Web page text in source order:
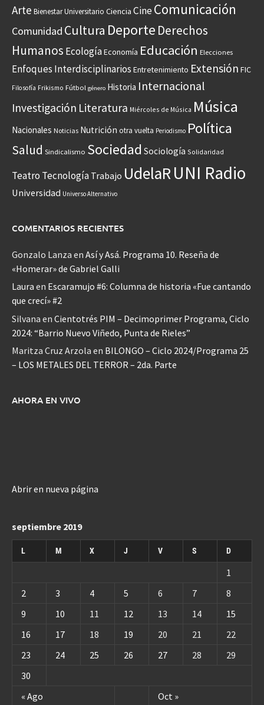
Arte Bienestar Universitario Ciencia CineComunicación
Comunidad Cultura Deporte Derechos
Humanos EcologíaEconomía Educación Elecciones
Enfoques Interdisciplinarios Entretenimiento Extensión FIC
Filosofía Frikismo Fútbol género Historia Internacional
Investigación Literatura Miércoles de Música Música
Nacionales Noticias Nutrición otra vuelta Periodismo Política
Salud Sindicalismo Sociedad Sociología Solidaridad
Teatro Tecnología Trabajo UdelaR UNI Radio
Universidad Universo Alternativo
COMENTARIOS RECIENTES
Gonzalo Lanza en Así y Asá. Programa 10. Reseña de
«Homerar» de Gabriel Galli
Laura en Escaramujo #6: Columna de historia «Fue cantando
que crecí» #2
Silvana en Cientotrés PIM – Decimoprimer Programa, Ciclo
2024: “Barrio Nuevo Viñedo, Punta de Rieles”
Maritza Cruz Arzola en BILONGO – Ciclo 2024/Programa 25
– LOS METALES DEL TERROR – 2da. Parte
AHORA EN VIVO
Abrir en nueva página
septiembre 2019
L M X J V S D
« Ago Oct »
1
2
3 4 5 6 7
8
9
10 11 12 13 14
15
16
17 18 19 20 21
22
23
24 25 26 27 28
29
30